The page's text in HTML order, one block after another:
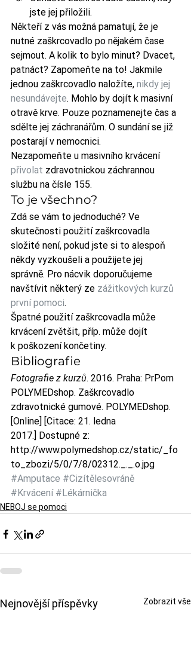
jste jej přiložili.
Někteří z vás možná pamatují, že je
nutné zaškrcovadlo po nějakém čase
sejmout. A kolik to bylo minut? Dvacet,
patnáct? Zapomeňte na to! Jakmile
jednou zaškrcovadlo naložíte, nikdy jej
nesundávejte. Mohlo by dojít k masivní
otravě krve. Pouze poznamenejte čas a
sdělte jej záchranářům. O sundání se již
postarají v nemocnici.
Nezapomeňte u masivního krvácení
přivolat zdravotnickou záchrannou
službu na čísle 155.
To je všechno?
Zdá se vám to jednoduché? Ve
skutečnosti použití zaškrcovadla
složité není, pokud jste si to alespoň
někdy vyzkoušeli a použijete jej
správně. Pro nácvik doporučujeme
navštívit některý ze zážitkových kurzů
první pomoci.
Špatné použití zaškrcovadla může
krvácení zvětšit, příp. může dojít
k poškození končetiny.
Bibliografie
Fotografie z kurzů. 2016. Praha: PrPom
POLYMEDshop. Zaškrcovadlo
zdravotnické gumové. POLYMEDshop.
[Online] [Citace: 21. ledna
2017.] Dostupné z:
http://www.polymedshop.cz/static/_fo
to_zbozi/5/0/7/8/02312._._.o.jpg
#Amputace #Cizítělesovráně
#Krvácení #Lékárnička
NEBOJ se pomoci
Nejnovější příspěvky Zobrazit vše